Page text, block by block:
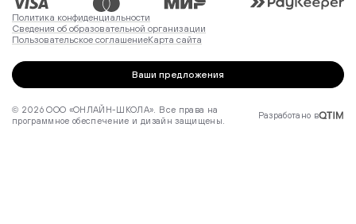
Политика конфиденциальности
Сведения об образовательной организации
Пользовательское соглашениеКарта сайта
Ваши предложения
© 2026 ООО «ОНЛАЙН-ШКОЛА». Все права на
программное обеспечение и дизайн защищены.
Разработано в